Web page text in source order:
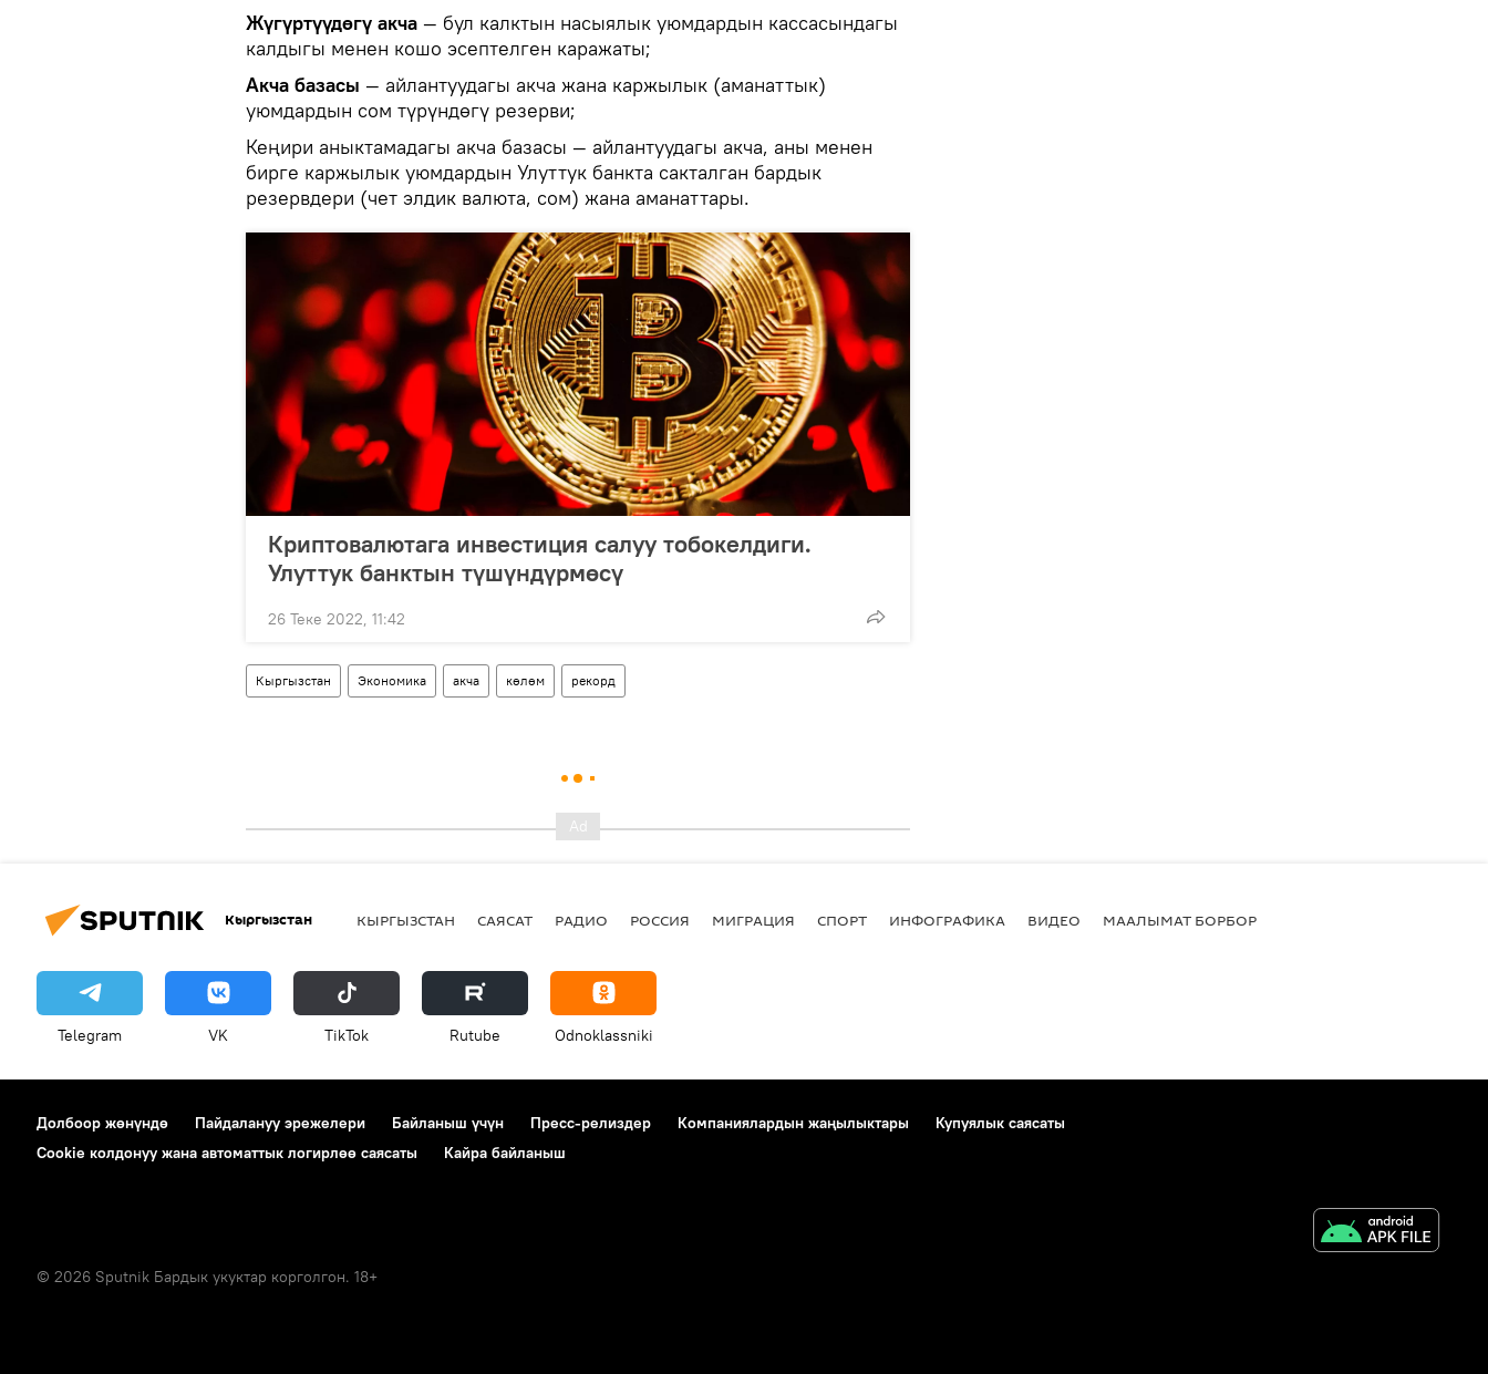
Жүгүртүүдөгү акча — бул калктын насыялык уюмдардын кассасындагы
калдыгы менен кошо эсептелген каражаты;
Акча базасы — айлантуудагы акча жана каржылык (аманаттык)
уюмдардын сом түрүндөгү резерви;
Кеңири аныктамадагы акча базасы — айлантуудагы акча, аны менен
бирге каржылык уюмдардын Улуттук банкта сакталган бардык
резервдери (чет элдик валюта, сом) жана аманаттары.
Криптовалютага инвестиция салуу тобокелдиги.
Улуттук банктын түшүндүрмөсү
26 Теке 2022, 11:42
Кыргызстан Экономика акча көлөм рекорд
Кыргызстан КЫРГЫЗСТАН САЯСАТ РАДИО РОССИЯ МИГРАЦИЯ СПОРТ ИНФОГРАФИКА ВИДЕО МААЛЫМАТ БОРБОР
Telegram VK ТikТоk Rutube Odnoklassniki
Долбоор жөнүндө Пайдалануу эрежелери Байланыш үчүн Пресс-релиздер Компаниялардын жаңылыктары
Купуялык саясаты
Cookie колдонуу жана автоматтык логирлөө саясаты
Кайра байланыш
© 2026 Sputnik Бардык укуктар корголгон. 18+